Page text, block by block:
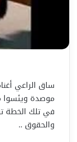
ساق الراعي
موصدة ويئسوا
في تلك الخطة
والحقوق ..